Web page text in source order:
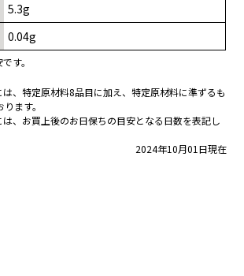
5.3g
0.04g
す。
、特定原材料8品目に加え、特定原材料に準ずるも
ます。
、お買上後のお日保ちの目安となる日数を表記し
2024年10月01日現在